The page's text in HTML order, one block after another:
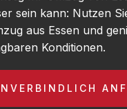
sein kann: Nutzen
aus Essen und
Konditionen.